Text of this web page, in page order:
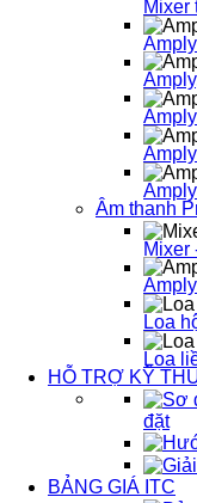
Mixer
Âm thanh
Mixer
Loa
Loa
HỖ TRỢ KỸ
đặt
BẢNG GIÁ ITC